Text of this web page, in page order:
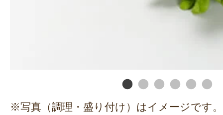
※写真（調理・盛り付け）はイメージです。